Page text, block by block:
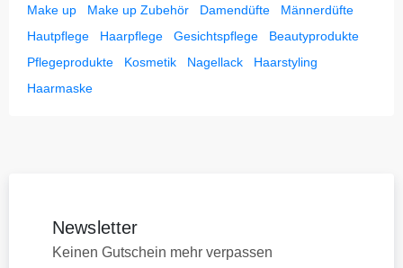
Make up Make up Zubehör Damendüfte
Männerdüfte
Hautpflege
Haarpflege Gesichtspflege
Beautyprodukte
Pflegeprodukte
Kosmetik Nagellack
Haarstyling
Haarmaske
Newsletter
Keinen Gutschein mehr verpassen